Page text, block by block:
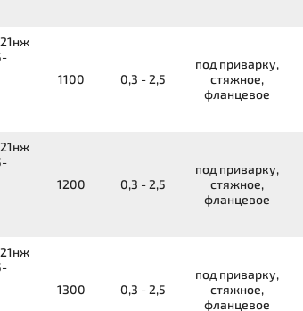
1100 0,3 - 2,5
под приварку,
стяжное,
фланцевое
1200 0,3 - 2,5
под приварку,
стяжное,
фланцевое
1300 0,3 - 2,5
под приварку,
стяжное,
фланцевое